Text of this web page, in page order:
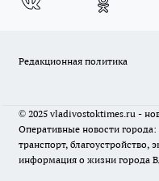
Редакционная политика
© 2025 vladivostoktimes.ru -
Оперативные новости
транспорт, благоустройство,
информация о жизни города